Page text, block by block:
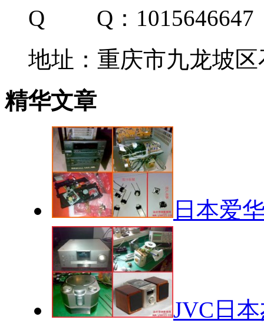
Q Q：1015646647
地址：重庆市九龙坡
精华文章
日本爱
JVC日